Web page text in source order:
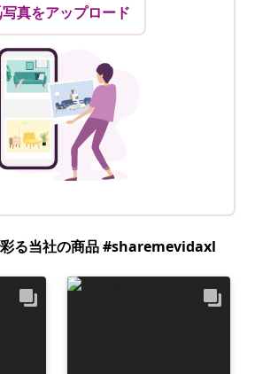
写真をアップロード
る当社の商品 #sharemevidaxl